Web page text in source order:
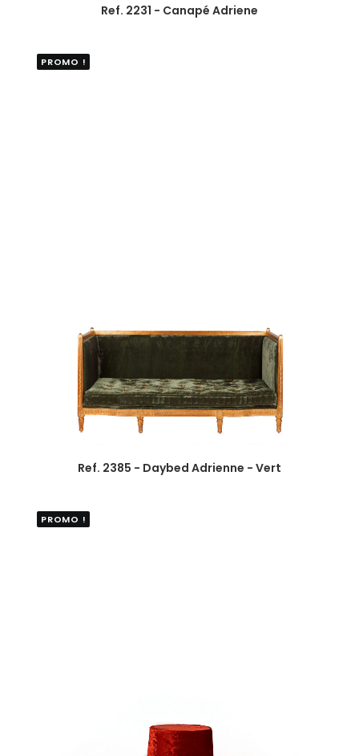
Ref. 2231 - Canapé Adriene
PROMO !
Ref. 2385 - Daybed Adrienne - Vert
PROMO !